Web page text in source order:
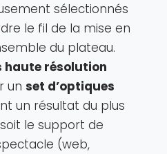
sélectionnés
le fil de la mise en
du plateau.
haute résolution
un set d’optiques
un résultat du plus
le support de
(web,